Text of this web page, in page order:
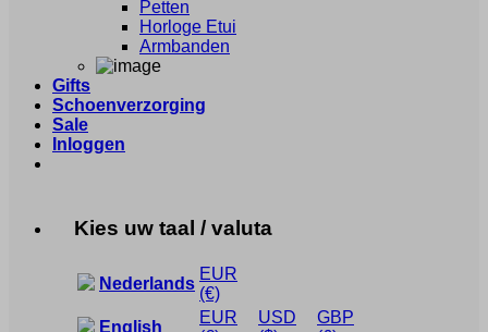
Petten
Horloge Etui
Armbanden
Gifts
Schoenverzorging
Sale
Inloggen
Kies uw taal / valuta
Nederlands
EUR
(€)
English
EUR
USD
GBP